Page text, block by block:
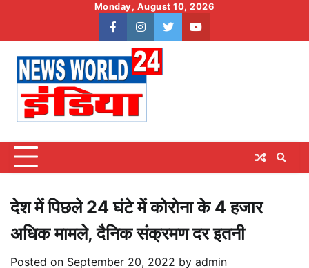
content
Monday, August 10, 2026
facebookinstagram
twitteryoutube
देश में पिछले 24 घंटे में कोरोना के 4 हजार
अधिक मामले, दैनिक संक्रमण दर इतनी
Posted on September 20, 2022 by admin